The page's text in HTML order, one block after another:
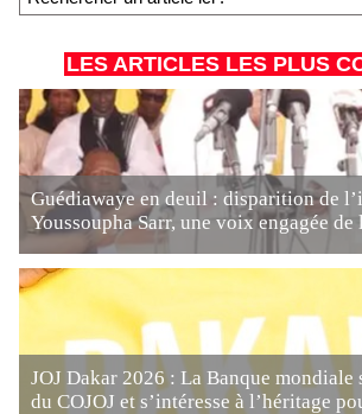
LES ARTICLES LES PLUS
Guédiawaye en deuil : disparition de
Youssoupha Sarr, une voix engagée de
JOJ Dakar 2026 : La Banque mondiale
du COJOJ et s’intéresse à l’héritage